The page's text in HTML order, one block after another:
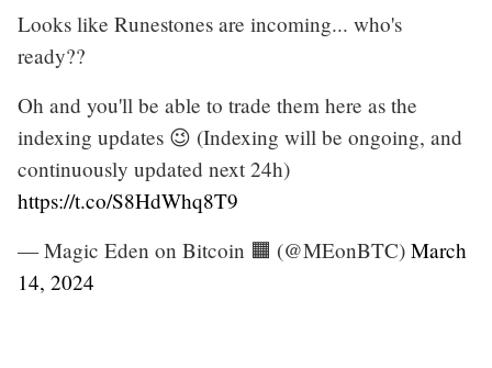
Looks like Runestones are incoming... who's
ready??
Oh and you'll be able to trade them here as the
indexing updates 😉 (Indexing will be ongoing, and
continuously updated next 24h)
https://t.co/S8HdWhq8T9
— Magic Eden on Bitcoin 🟧 (@MEonBTC) March
14, 2024